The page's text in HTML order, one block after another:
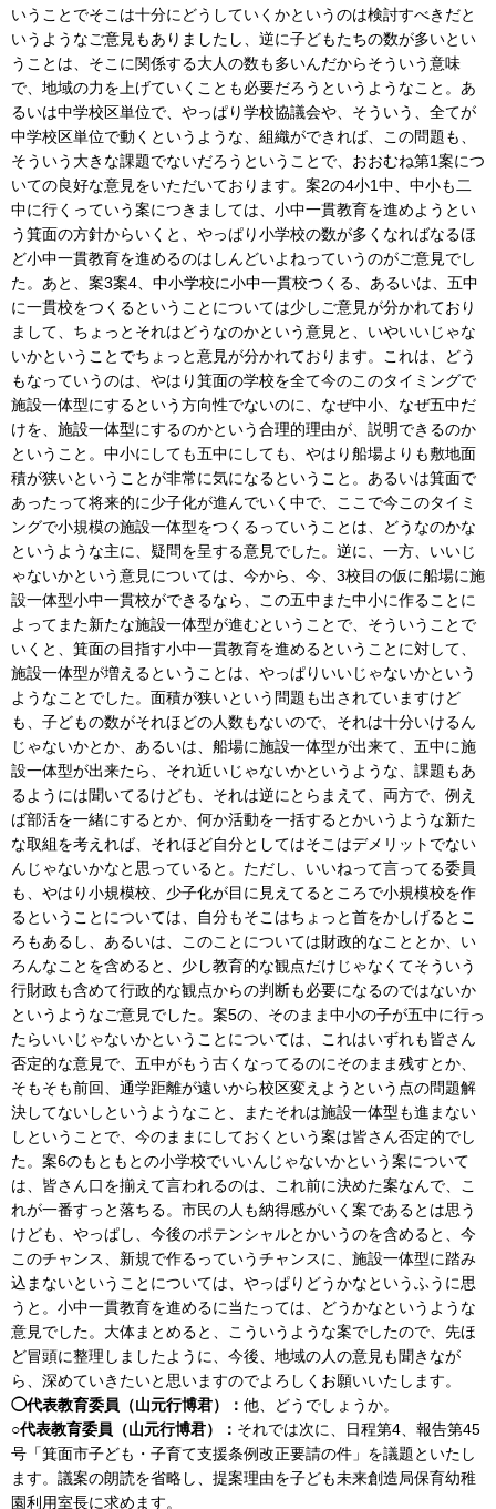
いうことでそこは十分にどうしていくかというのは検討すべきだと
いうようなご意見もありましたし、逆に子どもたちの数が多いとい
うことは、そこに関係する大人の数も多いんだからそういう意味
で、地域の力を上げていくことも必要だろうというようなこと。あ
るいは中学校区単位で、やっぱり学校協議会や、そういう、全てが
中学校区単位で動くというような、組織ができれば、この問題も、
そういう大きな課題でないだろうということで、おおむね第1案につ
いての良好な意見をいただいております。案2の4小1中、中小も二
中に行くっていう案につきましては、小中一貫教育を進めようとい
う箕面の方針からいくと、やっぱり小学校の数が多くなればなるほ
ど小中一貫教育を進めるのはしんどいよねっていうのがご意見でし
た。あと、案3案4、中小学校に小中一貫校つくる、あるいは、五中
に一貫校をつくるということについては少しご意見が分かれており
まして、ちょっとそれはどうなのかという意見と、いやいいじゃな
いかということでちょっと意見が分かれております。これは、どう
もなっていうのは、やはり箕面の学校を全て今のこのタイミングで
施設一体型にするという方向性でないのに、なぜ中小、なぜ五中だ
けを、施設一体型にするのかという合理的理由が、説明できるのか
ということ。中小にしても五中にしても、やはり船場よりも敷地面
積が狭いということが非常に気になるということ。あるいは箕面で
あったって将来的に少子化が進んでいく中で、ここで今このタイミ
ングで小規模の施設一体型をつくるっていうことは、どうなのかな
というような主に、疑問を呈する意見でした。逆に、一方、いいじ
ゃないかという意見については、今から、今、3校目の仮に船場に施
設一体型小中一貫校ができるなら、この五中また中小に作ることに
よってまた新たな施設一体型が進むということで、そういうことで
いくと、箕面の目指す小中一貫教育を進めるということに対して、
施設一体型が増えるということは、やっぱりいいじゃないかという
ようなことでした。面積が狭いという問題も出されていますけど
も、子どもの数がそれほどの人数もないので、それは十分いけるん
じゃないかとか、あるいは、船場に施設一体型が出来て、五中に施
設一体型が出来たら、それ近いじゃないかというような、課題もあ
るようには聞いてるけども、それは逆にとらまえて、両方で、例え
ば部活を一緒にするとか、何か活動を一括するとかいうような新た
な取組を考えれば、それほど自分としてはそこはデメリットでない
んじゃないかなと思っていると。ただし、いいねって言ってる委員
も、やはり小規模校、少子化が目に見えてるところで小規模校を作
るということについては、自分もそこはちょっと首をかしげるとこ
ろもあるし、あるいは、このことについては財政的なこととか、い
ろんなことを含めると、少し教育的な観点だけじゃなくてそういう
行財政も含めて行政的な観点からの判断も必要になるのではないか
というようなご意見でした。案5の、そのまま中小の子が五中に行っ
たらいいじゃないかということについては、これはいずれも皆さん
否定的な意見で、五中がもう古くなってるのにそのまま残すとか、
そもそも前回、通学距離が遠いから校区変えようという点の問題解
決してないしというようなこと、またそれは施設一体型も進まない
しということで、今のままにしておくという案は皆さん否定的でし
た。案6のもともとの小学校でいいんじゃないかという案について
は、皆さん口を揃えて言われるのは、これ前に決めた案なんで、こ
れが一番すっと落ちる。市民の人も納得感がいく案であるとは思う
けども、やっぱし、今後のポテンシャルとかいうのを含めると、今
このチャンス、新規で作るっていうチャンスに、施設一体型に踏み
込まないということについては、やっぱりどうかなというふうに思
うと。小中一貫教育を進めるに当たっては、どうかなというような
意見でした。大体まとめると、こういうような案でしたので、先ほ
ど冒頭に整理しましたように、今後、地域の人の意見も聞きなが
ら、深めていきたいと思いますのでよろしくお願いいたします。
◯代表教育委員（山元行博君）： 他、どうでしょうか。
○代表教育委員（山元行博君）： それでは次に、日程第4、報告第45
号「箕面市子ども・子育て支援条例改正要請の件」を議題といたし
ます。議案の朗読を省略し、提案理由を子ども未来創造局保育幼稚
園利用室長に求めます。